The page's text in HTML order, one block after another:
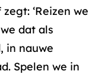
‘Reizen we
dat als
in nauwe
Spelen we in